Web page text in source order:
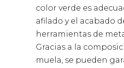
color verde es
afilado y el acabado
herramientas de
Gracias a la
muela, se pueden